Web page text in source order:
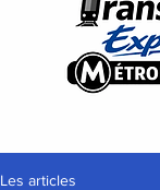
Les articles